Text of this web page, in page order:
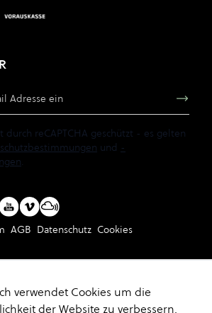
durch reCAPTCHA geschützt - es gelten
und -
.
AGB Datenschutz Cookies
verwendet Cookies um die
der Website zu verbessern.